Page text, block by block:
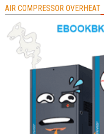
AIR COMPRESSOR OVERHEAT